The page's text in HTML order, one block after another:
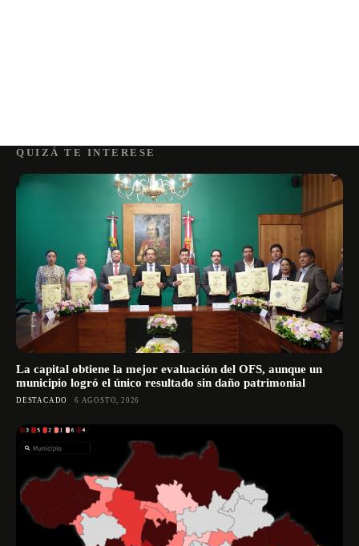
QUIZÁ TE INTERESE
La capital obtiene la mejor evaluación del OFS, aunque un
municipio logró el único resultado sin daño patrimonial
DESTACADO 6 AGOSTO, 2026